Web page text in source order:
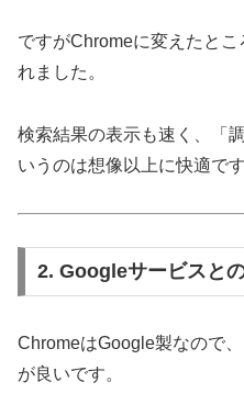
ですがChromeに変えたと
れました。
検索結果の表示も速く、「
いうのは想像以上に快適です
2. Googleサービスと
ChromeはGoogle製なので
が良いです。